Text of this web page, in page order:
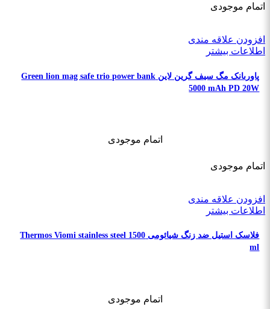
اتمام موجودی
افزودن علاقه مندی
اطلاعات بیشتر
پاوربانک مگ سیف گرین لاین Green lion mag safe trio power bank
5000 mAh PD 20W
اتمام موجودی
اتمام موجودی
افزودن علاقه مندی
اطلاعات بیشتر
فلاسک استیل ضد زنگ شیائومی Thermos Viomi stainless steel 1500
ml
اتمام موجودی